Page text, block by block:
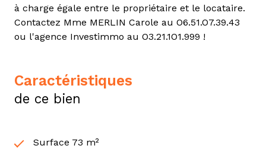
à charge égale entre le propriétaire et le locataire.
Contactez Mme MERLIN Carole au O6.51.O7.39.43
ou l'agence Investimmo au O3.21.1O1.999 !
caractéristiques
de ce bien
Surface 73 m²